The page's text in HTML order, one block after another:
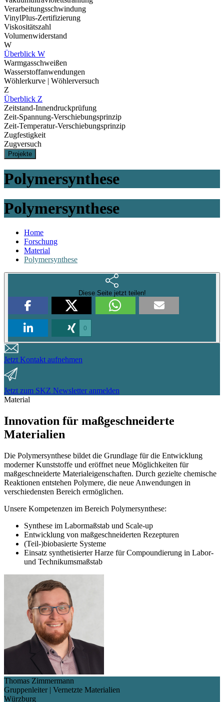
Verarbeitungsschwindung
VinylPlus-Zertifizierung
Viskositätszahl
Volumenwiderstand
W
Überblick W
Warmgasschweißen
Wasserstoffanwendungen
Wöhlerkurve | Wöhlerversuch
Z
Überblick Z
Zeitstand-Innendruckprüfung
Zeit-Spannung-Verschiebungsprinzip
Zeit-Temperatur-Verschiebungsprinzip
Zugfestigkeit
Zugversuch
Projekte
Polymersynthese
Polymersynthese
Home
Forschung
Material
Polymersynthese
Diese Seite jetzt teilen!
0
Jetzt Kontakt aufnehmen
Jetzt zum SKZ Newsletter anmelden
Material
Innovation für maßgeschneiderte
Materialien
Die Polymersynthese bildet die Grundlage für die Entwicklung
moderner Kunststoffe und eröffnet neue Möglichkeiten für
maßgeschneiderte Materialeigenschaften. Durch gezielte chemische
Reaktionen entstehen Polymere, die neue Anwendungen in
verschiedensten Bereich ermöglichen.
Unsere Kompetenzen im Bereich Polymersynthese:
Synthese im Labormaßstab und Scale-up
Entwicklung von maßgeschneiderten Rezepturen
(Teil-)biobasierte Systeme
Einsatz synthetisierter Harze für Compoundierung in Labor-
und Technikumsmaßstab
Thomas Zimmermann
Gruppenleiter | Vernetzte Materialien
Würzburg